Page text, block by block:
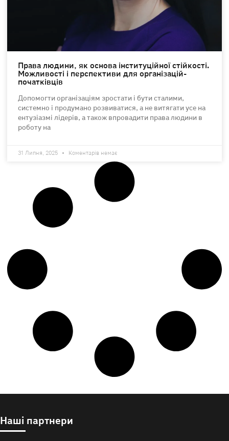
Права людини, як основа інституційної стійкості.
Можливості і перспективи для організацій-
початківців
Допомогти організаціям зростати і бути сталими,
системно і продумано розвиватися, а не витягати усе на
ентузіазмі лідерів, а також впровадити права людини в
роботу на
31 Липня, 2025 Коментарів немає
Наші партнери